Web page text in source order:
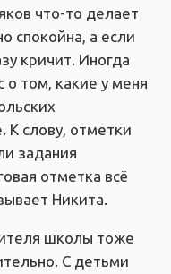
что-то делает
спокойна, а если
кричит. Иногда
о том, какие у меня
К слову, отметки
задания
отметка всё
Никита.
школы тоже
С детьми